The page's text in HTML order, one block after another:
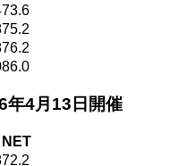
73.6
75.2
76.2
86.0
年4月13日開催
NET
72.2